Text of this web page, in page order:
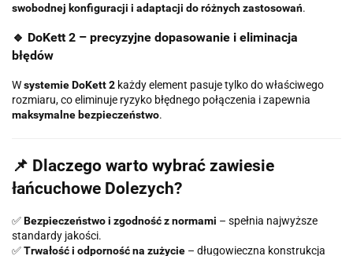
swobodnej konfiguracji i adaptacji do różnych zastosowań.
🔹 DoKett 2 – precyzyjne dopasowanie i eliminacja
błędów
Wsystemie DoKett 2 każdy element pasuje tylko do właściwego
rozmiaru, co eliminuje ryzyko błędnego połączenia i zapewnia
maksymalne bezpieczeństwo.
📌 Dlaczego warto wybrać zawiesie
łańcuchowe Dolezych?
✅Bezpieczeństwo i zgodność z normami – spełnia najwyższe
standardy jakości.
✅Trwałość i odporność na zużycie – długowieczna konstrukcja